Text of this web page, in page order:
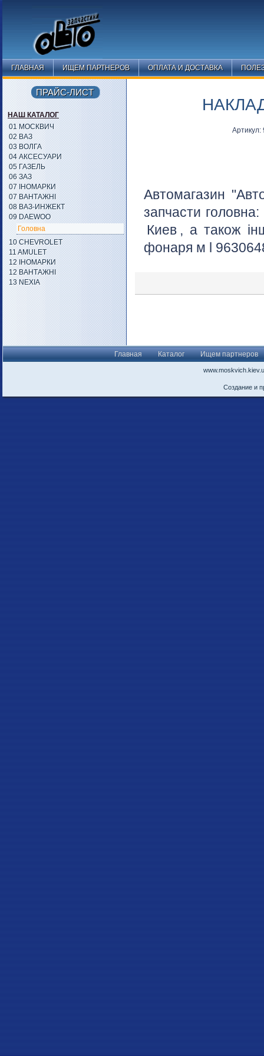
ГЛАВНАЯ ИЩЕМ ПАРТНЕРОВ ОПЛАТА И ДОСТАВКА
Автомагазин
запчасти головна:
Киев , а також
фонаря м l
ПРАЙС-ЛИСТ
НАШ КАТАЛОГ
01 МОСКВИЧ
02 ВАЗ
03 ВОЛГА
04 АКСЕСУАРИ
05 ГАЗЕЛЬ
06 ЗАЗ
07 ІНОМАРКИ
07 ВАНТАЖНІ
08 ВАЗ-ИНЖЕКТ
09 DAEWOO
Головна
10 CHEVROLET
11 AMULET
12 ІНОМАРКИ
12 ВАНТАЖНІ
13 NEXIA
Главная Каталог Ищем партнеров
Создание и